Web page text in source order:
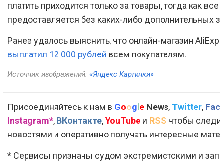
платить приходится только за товары, тогда как
предоставляется без каких-либо дополнительных
Ранее удалось выяснить, что онлайн-магазин
выплатил 12 000 рублей всем покупателям.
Источник изображений: «Яндекс Картинки»
Присоединяйтесь к нам в Google News, Twitter,
Instagram*, ВКонтакте,YouTube и RSS чтобы
новостями и оперативно получать интересные
* Сервисы признаны судом экстремистскими и